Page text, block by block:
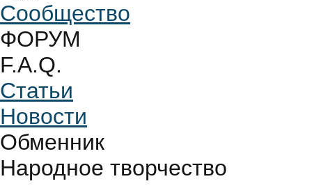
Сообщество
ФОРУМ
F.A.Q.
Статьи
Новости
Обменник
Народное творчество